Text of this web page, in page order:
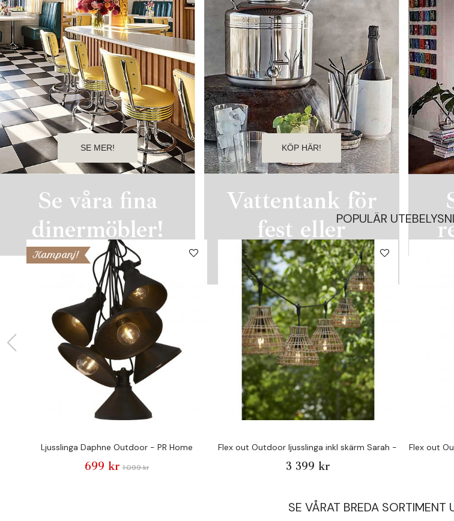
Se våra fina
dinermöbler!
SE MER!
Vattentank för
fest eller
landstället!
KÖP HÄR!
POPULÄR
Kampanj!
Ljusslinga Daphne Outdoor - PR Home
699 kr 1 099 kr
Flex out Outdoor ljusslinga inkl skärm Sarah - Pr Home
3 399 kr
Flex out
SE VÅRAT BREDA SORTIMENT